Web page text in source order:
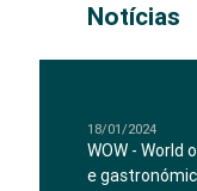
Notícias
18/01/2024
WOW - World
e